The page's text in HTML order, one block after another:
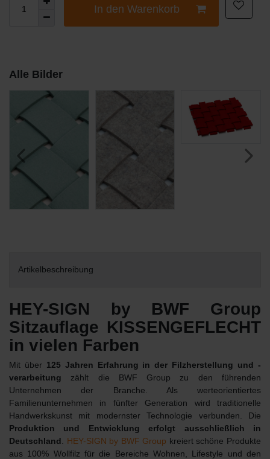
In den Warenkorb
Alle Bilder
Artikelbeschreibung
HEY-SIGN by BWF Group
Sitzauflage KISSENGEFLECHT
in vielen Farben
Mit über 125 Jahren Erfahrung in der Filzherstellung und -
verarbeitung zählt die BWF Group zu den führenden
Unternehmen der Branche. Als werteorientiertes
Familienunternehmen in fünfter Generation wird traditionelle
Handwerkskunst mit modernster Technologie verbunden. Die
Produktion und Entwicklung erfolgt ausschließlich in
Deutschland
HEY-SIGN by BWF Group kreiert schöne Produkte
aus 100% Wollfilz für die Bereiche Wohnen, Lifestyle und den